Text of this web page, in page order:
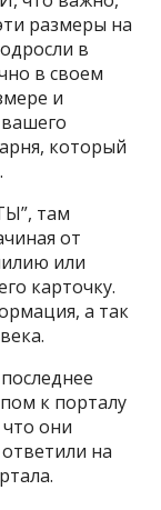
размеры на
в
в своем
и
который
там
от
или
карточку.
а так
к порталу
они
на